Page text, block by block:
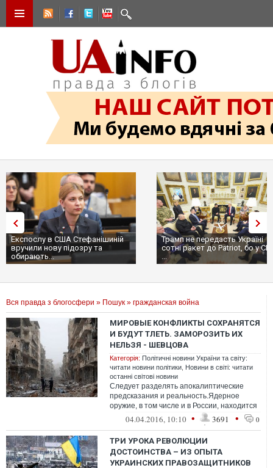
Експослу в США Стефанішиній
вручили нову підозру та
обирають...
Трамп не передасть Україні
сотні ракет до Patriot, бо у
...
Вся правда з блогосфери » Пошук » гражданская война
МИРОВЫЕ КОНФЛИКТЫ СОХРАНЯТСЯ
И БУДУТ ТЛЕТЬ. ЗАМОРОЗИТЬ ИХ
НЕЛЬЗЯ - ШЕВЦОВА
Категорія: Політичні новини України та світу:
читати новини політики Новини в світі: читати
останні світові новини
Следует разделять апокалиптические
предсказания и реальность.Ядерное
оружие, в том числе и в России, находится
под жестким контролем и в рамках
04.04.2016, 10:10 • 3691 • 0
ТРИ УРОКА РЕВОЛЮЦИИ
ДОСТОИНСТВА – ИЗ ОПЫТА
УКРАИНСКИХ ПРАВОЗАЩИТНИКОВ